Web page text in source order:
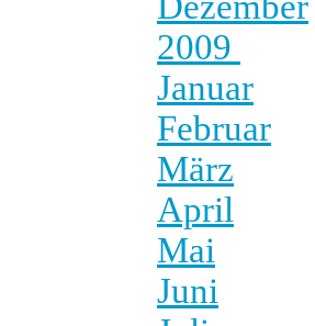
2009
Januar
Februar
März
April
Mai
Juni